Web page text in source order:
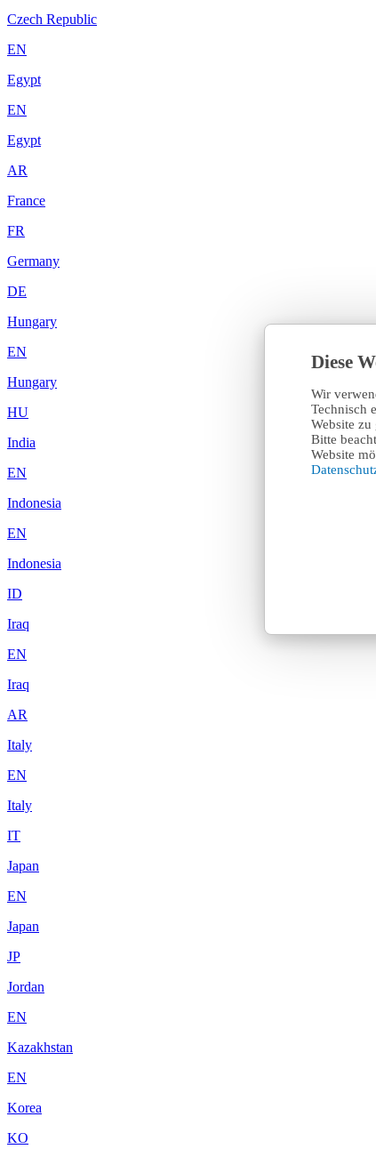
Diese
Wir
Technisch
Website zu
Bitte
Website
Czech Republic
EN
Egypt
EN
Egypt
AR
France
FR
Germany
DE
Hungary
EN
Hungary
HU
India
EN
Indonesia
EN
Indonesia
ID
Iraq
EN
Iraq
AR
Italy
EN
Italy
IT
Japan
EN
Japan
JP
Jordan
EN
Kazakhstan
EN
Korea
KO